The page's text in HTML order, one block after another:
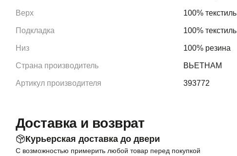
Верх 100% текстиль
Подкладка 100% текстиль
Низ 100% резина
Страна производитель ВЬЕТНАМ
Артикул производителя 393772
Доставка и возврат
Курьерская доставка до двери
С возможностью примерить любой товар перед покупкой